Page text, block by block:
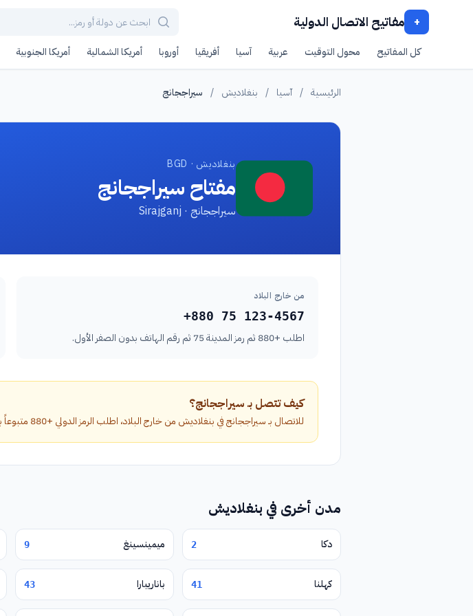
+ مفاتيح الاتصال الدولية
كل المفاتيح محول التوقيت عربية آسيا أفريقيا أوروبا أمريكا الشمالية أمريكا الجنوبية
الرئيسية / آسيا / بنغلاديش / سيراججانج
بنغلاديش · BGD
مفتاح سيراججانج
سيراججانج · Sirajganj
من خارج البلاد
+880 75 123-4567
اطلب +880 ثم رمز المدينة 75 ثم رقم الهاتف بدون الصفر الأول.
كيف تتصل بـ سيراججانج؟
للاتصال بـ سيراججانج في بنغلاديش من خارج البلاد، اطلب الرمز الدولي +880 متبوعاً برمز المدينة 75 ثم رقم الهاتف المحلي بدون الصفر الأول.
مدن أخرى في بنغلاديش
دكا 2 ميمينسينغ 9
كهلنا 41 باناريبارا 43